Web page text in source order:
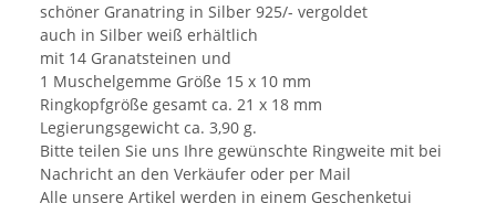
schöner Granatring in Silber 925/- vergoldet
auch in Silber weiß erhältlich
mit 14 Granatsteinen und
1 Muschelgemme Größe 15 x 10 mm
Ringkopfgröße gesamt ca. 21 x 18 mm
Legierungsgewicht ca. 3,90 g.
Bitte teilen Sie uns Ihre gewünschte Ringweite mit bei
Nachricht an den Verkäufer oder per Mail
Alle unsere Artikel werden in einem Geschenketui